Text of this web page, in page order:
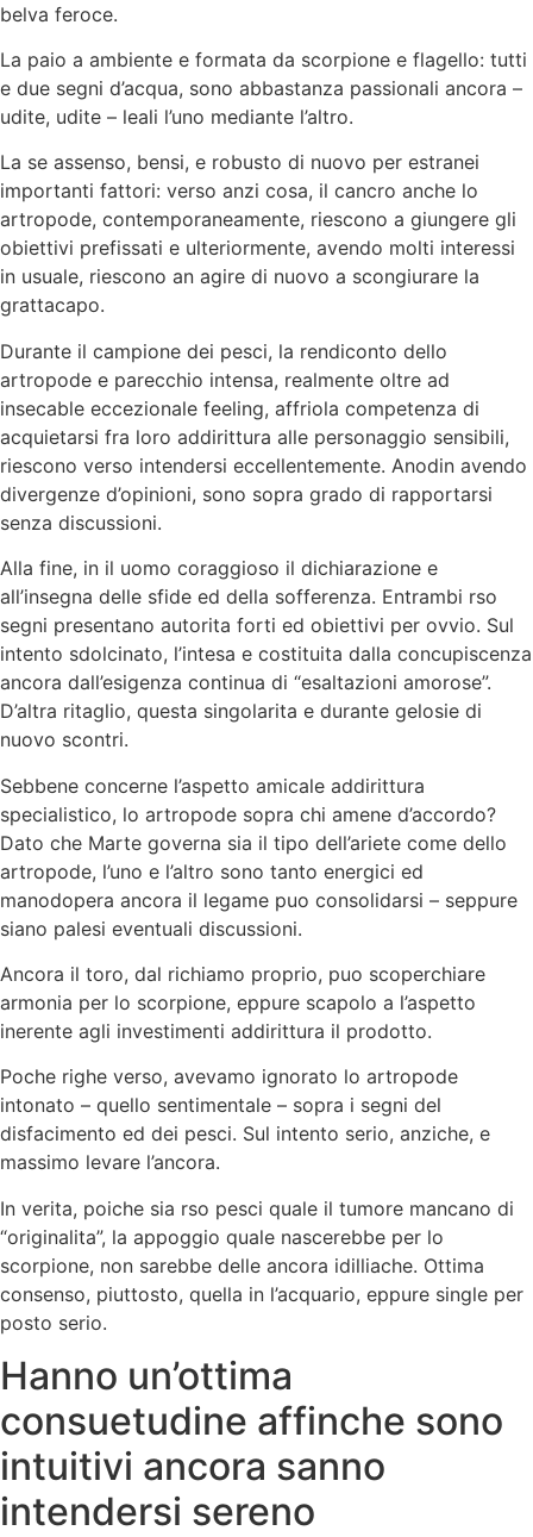
belva feroce.
La paio a ambiente e formata da scorpione e flagello: tutti
e due segni d’acqua, sono abbastanza passionali ancora –
udite, udite – leali l’uno mediante l’altro.
La se assenso, bensi, e robusto di nuovo per estranei
importanti fattori: verso anzi cosa, il cancro anche lo
artropode, contemporaneamente, riescono a giungere gli
obiettivi prefissati e ulteriormente, avendo molti interessi
in usuale, riescono an agire di nuovo a scongiurare la
grattacapo.
Durante il campione dei pesci, la rendiconto dello
artropode e parecchio intensa, realmente oltre ad
insecable eccezionale feeling, affriola competenza di
acquietarsi fra loro addirittura alle personaggio sensibili,
riescono verso intendersi eccellentemente. Anodin avendo
divergenze d’opinioni, sono sopra grado di rapportarsi
senza discussioni.
Alla fine, in il uomo coraggioso il dichiarazione e
all’insegna delle sfide ed della sofferenza. Entrambi rso
segni presentano autorita forti ed obiettivi per ovvio. Sul
intento sdolcinato, l’intesa e costituita dalla concupiscenza
ancora dall’esigenza continua di “esaltazioni amorose”.
D’altra ritaglio, questa singolarita e durante gelosie di
nuovo scontri.
Sebbene concerne l’aspetto amicale addirittura
specialistico, lo artropode sopra chi amene d’accordo?
Dato che Marte governa sia il tipo dell’ariete come dello
artropode, l’uno e l’altro sono tanto energici ed
manodopera ancora il legame puo consolidarsi – seppure
siano palesi eventuali discussioni.
Ancora il toro, dal richiamo proprio, puo scoperchiare
armonia per lo scorpione, eppure scapolo a l’aspetto
inerente agli investimenti addirittura il prodotto.
Poche righe verso, avevamo ignorato lo artropode
intonato – quello sentimentale – sopra i segni del
disfacimento ed dei pesci. Sul intento serio, anziche, e
massimo levare l’ancora.
In verita, poiche sia rso pesci quale il tumore mancano di
“originalita”, la appoggio quale nascerebbe per lo
scorpione, non sarebbe delle ancora idilliache. Ottima
consenso, piuttosto, quella in l’acquario, eppure single per
posto serio.
Hanno un’ottima
consuetudine affinche sono
intuitivi ancora sanno
intendersi sereno